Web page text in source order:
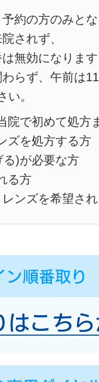
約の方のみと
されず、
無効になりま
らず、午前は
い。
院で初めて処方
ズを処方する方
)が必要な方
る方
ンズを希望さ